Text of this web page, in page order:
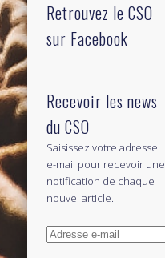
Retrouvez le CSO
sur Facebook
Recevoir les news
du CSO
Saisissez votre adresse
e-mail pour recevoir une
notification de chaque
nouvel article.
Adresse